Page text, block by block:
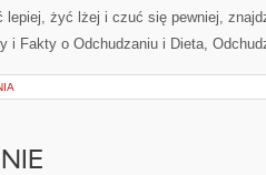
lepiej, żyć lżej i czuć się pewniej,
i Fakty o Odchudzaniu i Dieta,